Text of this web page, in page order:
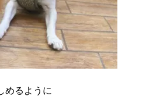
めるように